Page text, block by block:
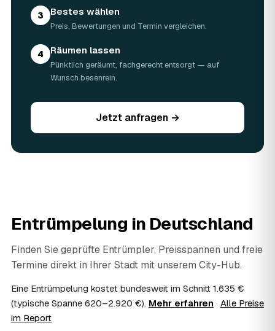
3 Bestes wählen
Preis, Bewertungen und Termin vergleichen.
4 Räumen lassen
Pünktlich geräumt, fachgerecht entsorgt — auf
Wunsch besenrein.
Jetzt anfragen →
Entrümpelung in Deutschland
Finden Sie geprüfte Entrümpler, Preisspannen und freie
Termine direkt in Ihrer Stadt mit unserem City-Hub.
Eine Entrümpelung kostet bundesweit im Schnitt 1.635 €
(typische Spanne 620–2.920 €). Mehr erfahren · Alle Preise
im Report